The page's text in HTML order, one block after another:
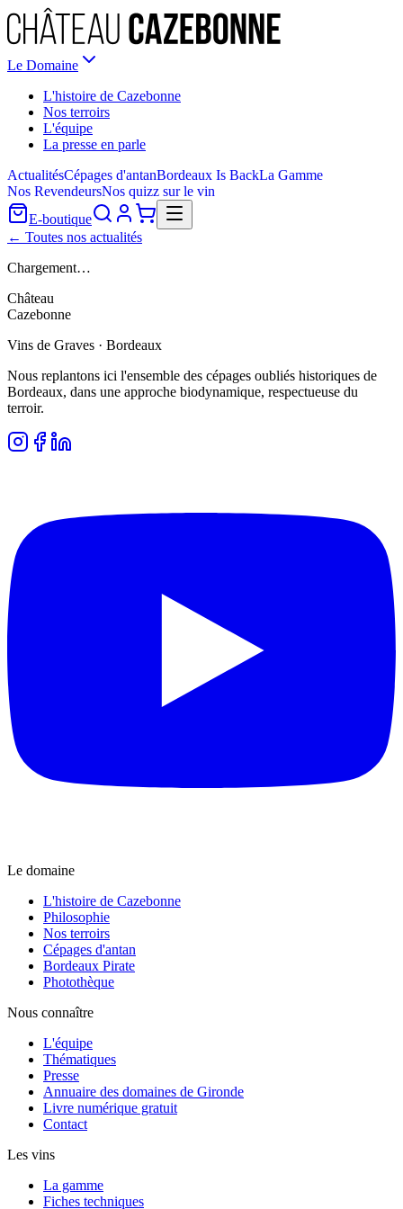
Le Domaine
L'histoire de Cazebonne
Nos terroirs
L'équipe
La presse en parle
ActualitésCépages d'antanBordeaux Is BackLa Gamme
Nos RevendeursNos quizz sur le vin
E-boutique
← Toutes nos actualités
Chargement…
Château
Cazebonne
Vins de Graves · Bordeaux
Nous replantons ici l'ensemble des cépages oubliés historiques de
Bordeaux, dans une approche biodynamique, respectueuse du
terroir.
Le domaine
L'histoire de Cazebonne
Philosophie
Nos terroirs
Cépages d'antan
Bordeaux Pirate
Photothèque
Nous connaître
L'équipe
Thématiques
Presse
Annuaire des domaines de Gironde
Livre numérique gratuit
Contact
Les vins
La gamme
Fiches techniques